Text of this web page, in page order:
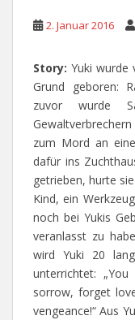
2. Januar 2016
Story: Yuki wurde
Grund geboren:
zuvor wurde
zum Mord an
dafür ins
getrieben, hurte
Kind, ein
noch bei Yukis
veranlasst zu
wird Yuki 20
unterrichtet:
sorrow, forget
vengeance!“ Aus